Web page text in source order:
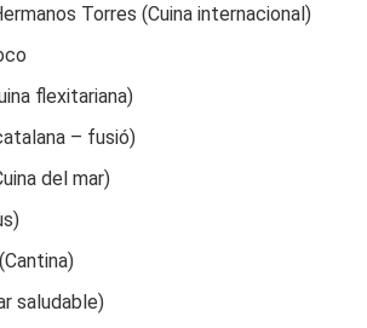
Torres (Cuina internacional)
flexitariana)
– fusió)
del mar)
saludable)